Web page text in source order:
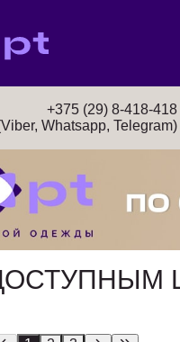
+375 (29) 8-418-418
Whatsapp, Telegram)